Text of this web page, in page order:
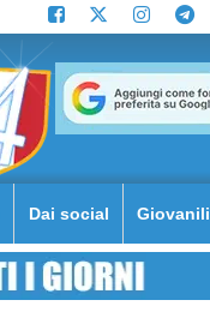
Dai social Giovanili